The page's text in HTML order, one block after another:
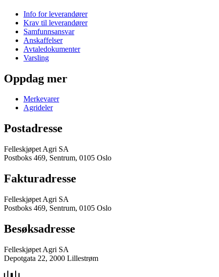
Info for leverandører
Krav til leverandører
Samfunnsansvar
Anskaffelser
Avtaledokumenter
Varsling
Oppdag mer
Merkevarer
Agrideler
Postadresse
Felleskjøpet Agri SA
Postboks 469, Sentrum, 0105 Oslo
Fakturadresse
Felleskjøpet Agri SA
Postboks 469, Sentrum, 0105 Oslo
Besøksadresse
Felleskjøpet Agri SA
Depotgata 22, 2000 Lillestrøm